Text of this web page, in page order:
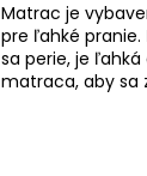
Matrac je
pre ľahké pranie.
sa perie, je
matraca, aby sa